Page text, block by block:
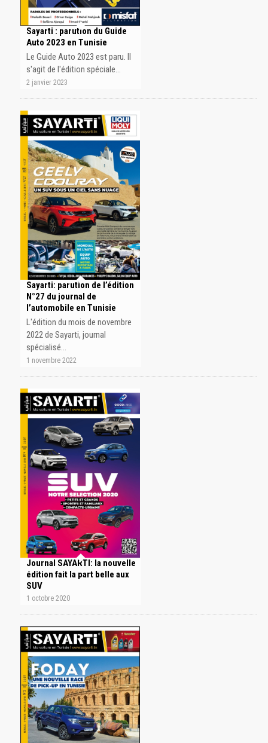
Sayarti : parution du Guide
Auto 2023 en Tunisie
Le Guide Auto 2023 est paru. Il
s'agit de l'édition spéciale…
2 janvier 2023
Sayarti: parution de l’édition
N°27 du journal de
l’automobile en Tunisie
L'édition du mois de novembre
2022 de Sayarti, journal
spécialisé…
1 novembre 2022
Journal SAYARTI: la nouvelle
édition fait la part belle aux
SUV
1 octobre 2020